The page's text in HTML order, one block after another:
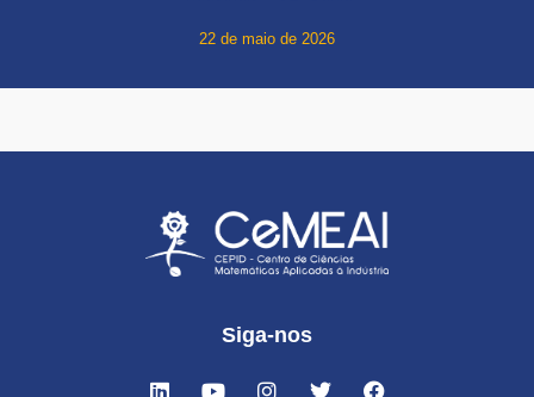
22 de maio de 2026
Siga-nos